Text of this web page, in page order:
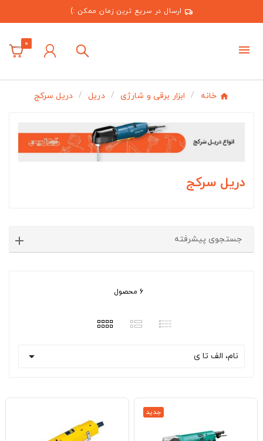
ارسال در سریع ترین زمان ممکن :)
0
خانه ابزار برقی و شارژی دریل دریل سرکج
دریل سرکج
جستجوی پیشرفته
6 محصول
نام، الف تا ی 
جدید